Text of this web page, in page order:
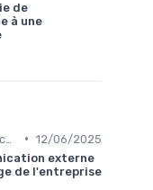
de
à une
• 12/06/2025
externe
de l'entreprise